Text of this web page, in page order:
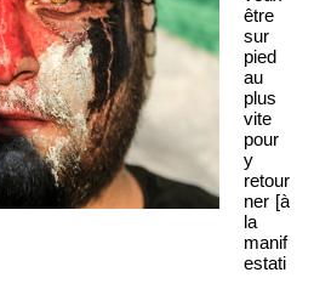
être
sur
pied
au
plus
vite
pour
y
retour
ner [à
la
manif
estati